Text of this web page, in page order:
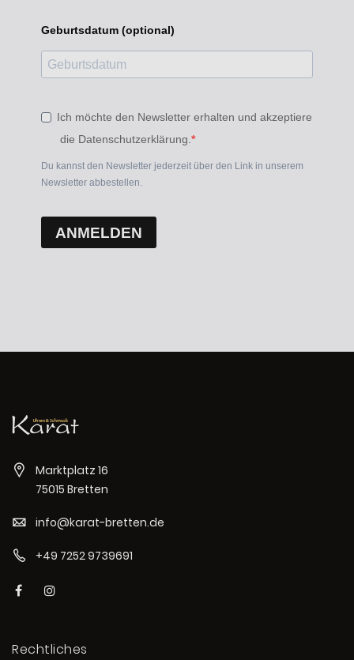
Geburtsdatum (optional)
Ich möchte den Newsletter erhalten und akzeptiere
die Datenschutzerklärung.
Du kannst den Newsletter jederzeit über den Link in unserem
Newsletter abbestellen.
ANMELDEN
Marktplatz 16
75015 Bretten
info@karat-bretten.de
+49 7252 9739691
Rechtliches